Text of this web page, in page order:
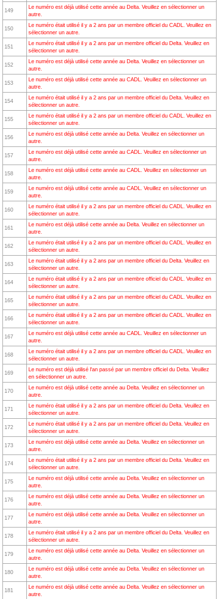
149
Le numéro est déjà utilisé cette année au Delta. Veuillez en sélectionner un
autre.
150
Le numéro était utilisé il y a 2 ans par un membre officiel du CADL. Veuillez en
sélectionner un autre.
151
Le numéro était utilisé il y a 2 ans par un membre officiel du Delta. Veuillez en
sélectionner un autre.
152
Le numéro est déjà utilisé cette année au Delta. Veuillez en sélectionner un
autre.
153
Le numéro est déjà utilisé cette année au CADL. Veuillez en sélectionner un
autre.
154
Le numéro était utilisé il y a 2 ans par un membre officiel du Delta. Veuillez en
sélectionner un autre.
155
Le numéro était utilisé il y a 2 ans par un membre officiel du CADL. Veuillez en
sélectionner un autre.
156
Le numéro est déjà utilisé cette année au Delta. Veuillez en sélectionner un
autre.
157
Le numéro est déjà utilisé cette année au CADL. Veuillez en sélectionner un
autre.
158
Le numéro est déjà utilisé cette année au CADL. Veuillez en sélectionner un
autre.
159
Le numéro est déjà utilisé cette année au CADL. Veuillez en sélectionner un
autre.
160
Le numéro était utilisé il y a 2 ans par un membre officiel du CADL. Veuillez en
sélectionner un autre.
161
Le numéro est déjà utilisé cette année au Delta. Veuillez en sélectionner un
autre.
162
Le numéro était utilisé il y a 2 ans par un membre officiel du CADL. Veuillez en
sélectionner un autre.
163
Le numéro était utilisé il y a 2 ans par un membre officiel du Delta. Veuillez en
sélectionner un autre.
164
Le numéro était utilisé il y a 2 ans par un membre officiel du CADL. Veuillez en
sélectionner un autre.
165
Le numéro était utilisé il y a 2 ans par un membre officiel du CADL. Veuillez en
sélectionner un autre.
166
Le numéro était utilisé il y a 2 ans par un membre officiel du CADL. Veuillez en
sélectionner un autre.
167
Le numéro est déjà utilisé cette année au CADL. Veuillez en sélectionner un
autre.
168
Le numéro était utilisé il y a 2 ans par un membre officiel du CADL. Veuillez en
sélectionner un autre.
169
Le numéro est déjà utilisé l'an passé par un membre officiel du Delta. Veuillez
en sélectionner un autre.
170
Le numéro est déjà utilisé cette année au Delta. Veuillez en sélectionner un
autre.
171
Le numéro était utilisé il y a 2 ans par un membre officiel du Delta. Veuillez en
sélectionner un autre.
172
Le numéro était utilisé il y a 2 ans par un membre officiel du Delta. Veuillez en
sélectionner un autre.
173
Le numéro est déjà utilisé cette année au Delta. Veuillez en sélectionner un
autre.
174
Le numéro était utilisé il y a 2 ans par un membre officiel du Delta. Veuillez en
sélectionner un autre.
175
Le numéro est déjà utilisé cette année au Delta. Veuillez en sélectionner un
autre.
176
Le numéro est déjà utilisé cette année au Delta. Veuillez en sélectionner un
autre.
177
Le numéro est déjà utilisé cette année au Delta. Veuillez en sélectionner un
autre.
178
Le numéro était utilisé il y a 2 ans par un membre officiel du Delta. Veuillez en
sélectionner un autre.
179
Le numéro est déjà utilisé cette année au Delta. Veuillez en sélectionner un
autre.
180
Le numéro est déjà utilisé cette année au Delta. Veuillez en sélectionner un
autre.
181
Le numéro est déjà utilisé cette année au Delta. Veuillez en sélectionner un
autre.